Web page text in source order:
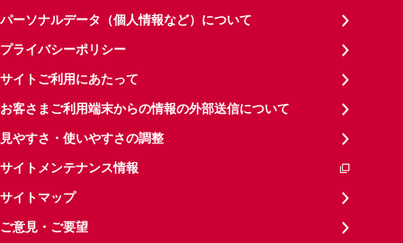
パーソナルデータ（個人情報など）について
プライバシーポリシー
サイトご利用にあたって
お客さまご利用端末からの情報の外部送信について
見やすさ・使いやすさの調整
サイトメンテナンス情報
サイトマップ
ご意見・ご要望